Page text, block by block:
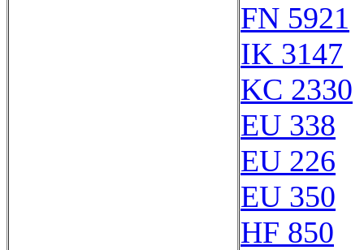
FN 5921
IK 3147
KC 2330
EU 338
EU 226
EU 350
HF 850